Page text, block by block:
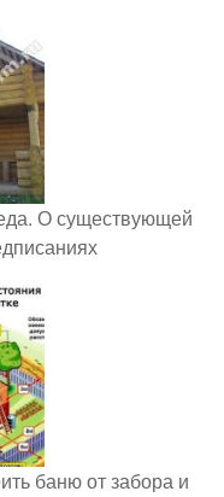
О существующей
баню от забора и